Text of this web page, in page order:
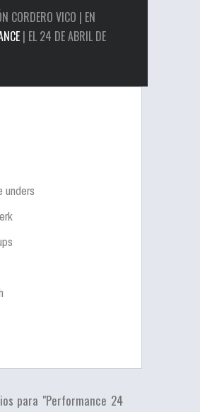
CORDERO VICO | EN
| EL 24 DE ABRIL DE
unders
para "Performance 24